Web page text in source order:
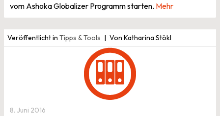
vom Ashoka Globalizer Programm starten. Mehr
Veröffentlicht in Tipps & Tools Von Katharina Stökl
8. Juni 2016